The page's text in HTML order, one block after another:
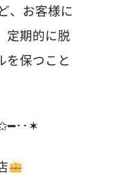
、お客様に
定期的に脱
を保つこと
･･✶